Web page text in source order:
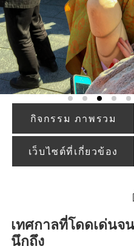
กิจกรรม ภาพรวม
เว็บไซต์ที่เกี่ยวข้อง
เทศกาลที่โดดเด่นจ
นึกถึง